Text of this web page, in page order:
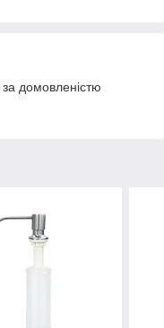
домовленістю